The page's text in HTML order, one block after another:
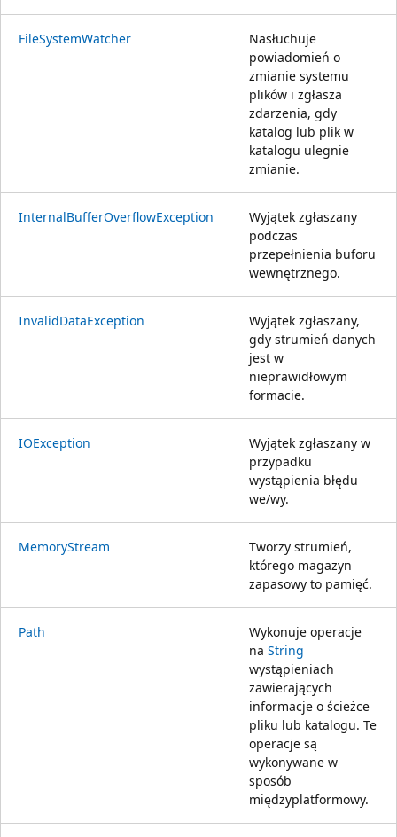
FileSystemWatcher
Nasłuchuje
powiadomień o
zmianie systemu
plików i zgłasza
zdarzenia, gdy
katalog lub plik w
katalogu ulegnie
zmianie.
InternalBufferOverflowException
Wyjątek zgłaszany
podczas
przepełnienia buforu
wewnętrznego.
InvalidDataException
Wyjątek zgłaszany,
gdy strumień danych
jest w
nieprawidłowym
formacie.
IOException
Wyjątek zgłaszany w
przypadku
wystąpienia błędu
we/wy.
MemoryStream
Tworzy strumień,
którego magazyn
zapasowy to pamięć.
Path
Wykonuje operacje
na String
wystąpieniach
zawierających
informacje o ścieżce
pliku lub katalogu. Te
operacje są
wykonywane w
sposób
międzyplatformowy.